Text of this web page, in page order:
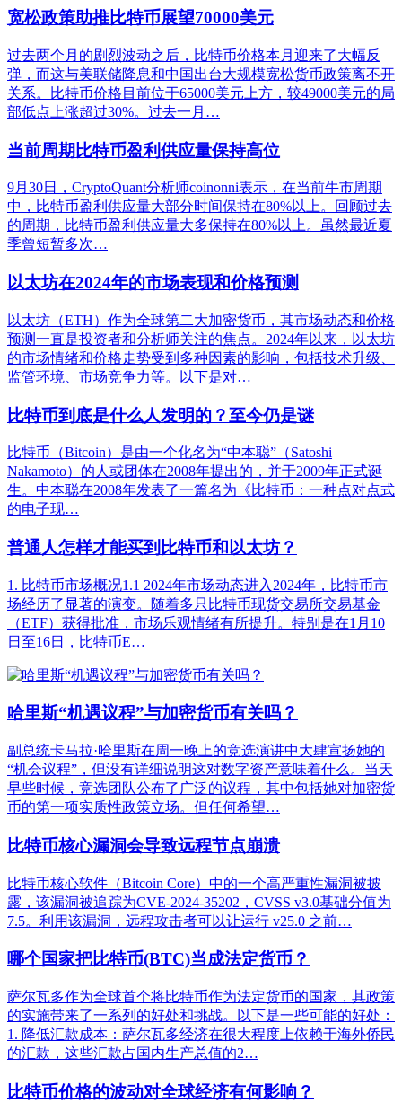
宽松政策助推比特币展望70000美元
过去两个月的剧烈波动之后，比特币价格本月迎来了大幅反
弹，而这与美联储降息和中国出台大规模宽松货币政策离不开
关系。比特币价格目前位于65000美元上方，较49000美元的局
部低点上涨超过30%。过去一月…
当前周期比特币盈利供应量保持高位
9月30日，CryptoQuant分析师coinonni表示，在当前牛市周期
中，比特币盈利供应量大部分时间保持在80%以上。回顾过去
的周期，比特币盈利供应量大多保持在80%以上。虽然最近夏
季曾短暂多次…
以太坊在2024年的市场表现和价格预测
以太坊（ETH）作为全球第二大加密货币，其市场动态和价格
预测一直是投资者和分析师关注的焦点。2024年以来，以太坊
的市场情绪和价格走势受到多种因素的影响，包括技术升级、
监管环境、市场竞争力等。以下是对…
比特币到底是什么人发明的？至今仍是谜
比特币（Bitcoin）是由一个化名为“中本聪”（Satoshi
Nakamoto）的人或团体在2008年提出的，并于2009年正式诞
生。中本聪在2008年发表了一篇名为《比特币：一种点对点式
的电子现…
普通人怎样才能买到比特币和以太坊？
1. 比特币市场概况1.1 2024年市场动态进入2024年，比特币市
场经历了显著的演变。随着多只比特币现货交易所交易基金
（ETF）获得批准，市场乐观情绪有所提升。特别是在1月10
日至16日，比特币E…
哈里斯“机遇议程”与加密货币有关吗？
副总统卡马拉·哈里斯在周一晚上的竞选演讲中大肆宣扬她的
“机会议程”，但没有详细说明这对数字资产意味着什么。当天
早些时候，竞选团队公布了广泛的议程，其中包括她对加密货
币的第一项实质性政策立场。但任何希望…
比特币核心漏洞会导致远程节点崩溃
比特币核心软件（Bitcoin Core）中的一个高严重性漏洞被披
露，该漏洞被追踪为CVE-2024-35202，CVSS v3.0基础分值为
7.5。利用该漏洞，远程攻击者可以让运行 v25.0 之前…
哪个国家把比特币(BTC)当成法定货币？
萨尔瓦多作为全球首个将比特币作为法定货币的国家，其政策
的实施带来了一系列的好处和挑战。以下是一些可能的好处：
1. 降低汇款成本：萨尔瓦多经济在很大程度上依赖于海外侨民
的汇款，这些汇款占国内生产总值的2…
比特币价格的波动对全球经济有何影响？